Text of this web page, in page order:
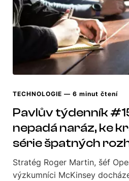
TECHNOLOGIE — 6 minut čtení
Pavlův týdenník
nepadá naráz, ke
série špatných
Stratég Roger Martin, šéf
výzkumníci McKinsey